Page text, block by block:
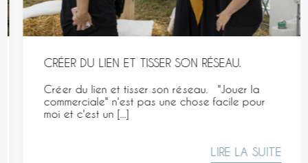
CRÉER DU LIEN ET TISSER SON RÉSEAU.
Créer du lien et tisser son réseau. "Jouer la
commerciale" n'est pas une chose facile pour
moi et c'est un [...]
LIRE LA SUITE